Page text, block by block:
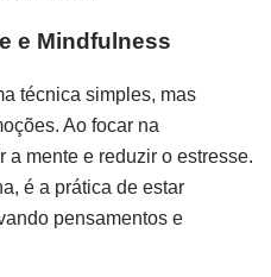
e Mindfulness
técnica simples, mas
Ao focar na
a mente e reduzir o estresse.
é a prática de estar
pensamentos e